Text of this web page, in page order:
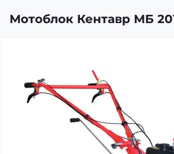
Мотоблок Кентавр МБ